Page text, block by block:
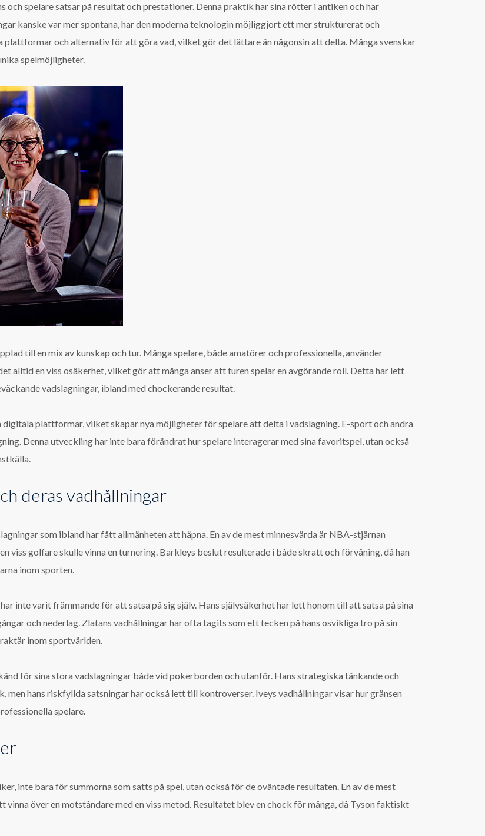
och spelare satsar på resultat och prestationer. Denna praktik har sina rötter i antiken och har
kanske var mer spontana, har den moderna teknologin möjliggjort ett mer strukturerat och
och alternativ för att göra vad, vilket gör det lättare än någonsin att delta. Många svenskar
spelmöjligheter.
till en mix av kunskap och tur. Många spelare, både amatörer och professionella, använder
alltid en viss osäkerhet, vilket gör att många anser att turen spelar en avgörande roll. Detta har lett
vadslagningar, ibland med chockerande resultat.
digitala plattformar, vilket skapar nya möjligheter för spelare att delta i vadslagning. E-sport och andra
Denna utveckling har inte bara förändrat hur spelare interagerar med sina favoritspel, utan också
deras vadhållningar
som ibland har fått allmänheten att häpna. En av de mest minnesvärda är NBA-stjärnan
viss golfare skulle vinna en turnering. Barkleys beslut resulterade i både skratt och förvåning, då han
inom sporten.
inte varit främmande för att satsa på sig själv. Hans självsäkerhet har lett honom till att satsa på sina
och nederlag. Zlatans vadhållningar har ofta tagits som ett tecken på hans osvikliga tro på sin
inom sportvärlden.
för sina stora vadslagningar både vid pokerborden och utanför. Hans strategiska tänkande och
hans riskfyllda satsningar har också lett till kontroverser. Iveys vadhållningar visar hur gränsen
spelare.
inte bara för summorna som satts på spel, utan också för de oväntade resultaten. En av de mest
över en motståndare med en viss metod. Resultatet blev en chock för många, då Tyson faktiskt